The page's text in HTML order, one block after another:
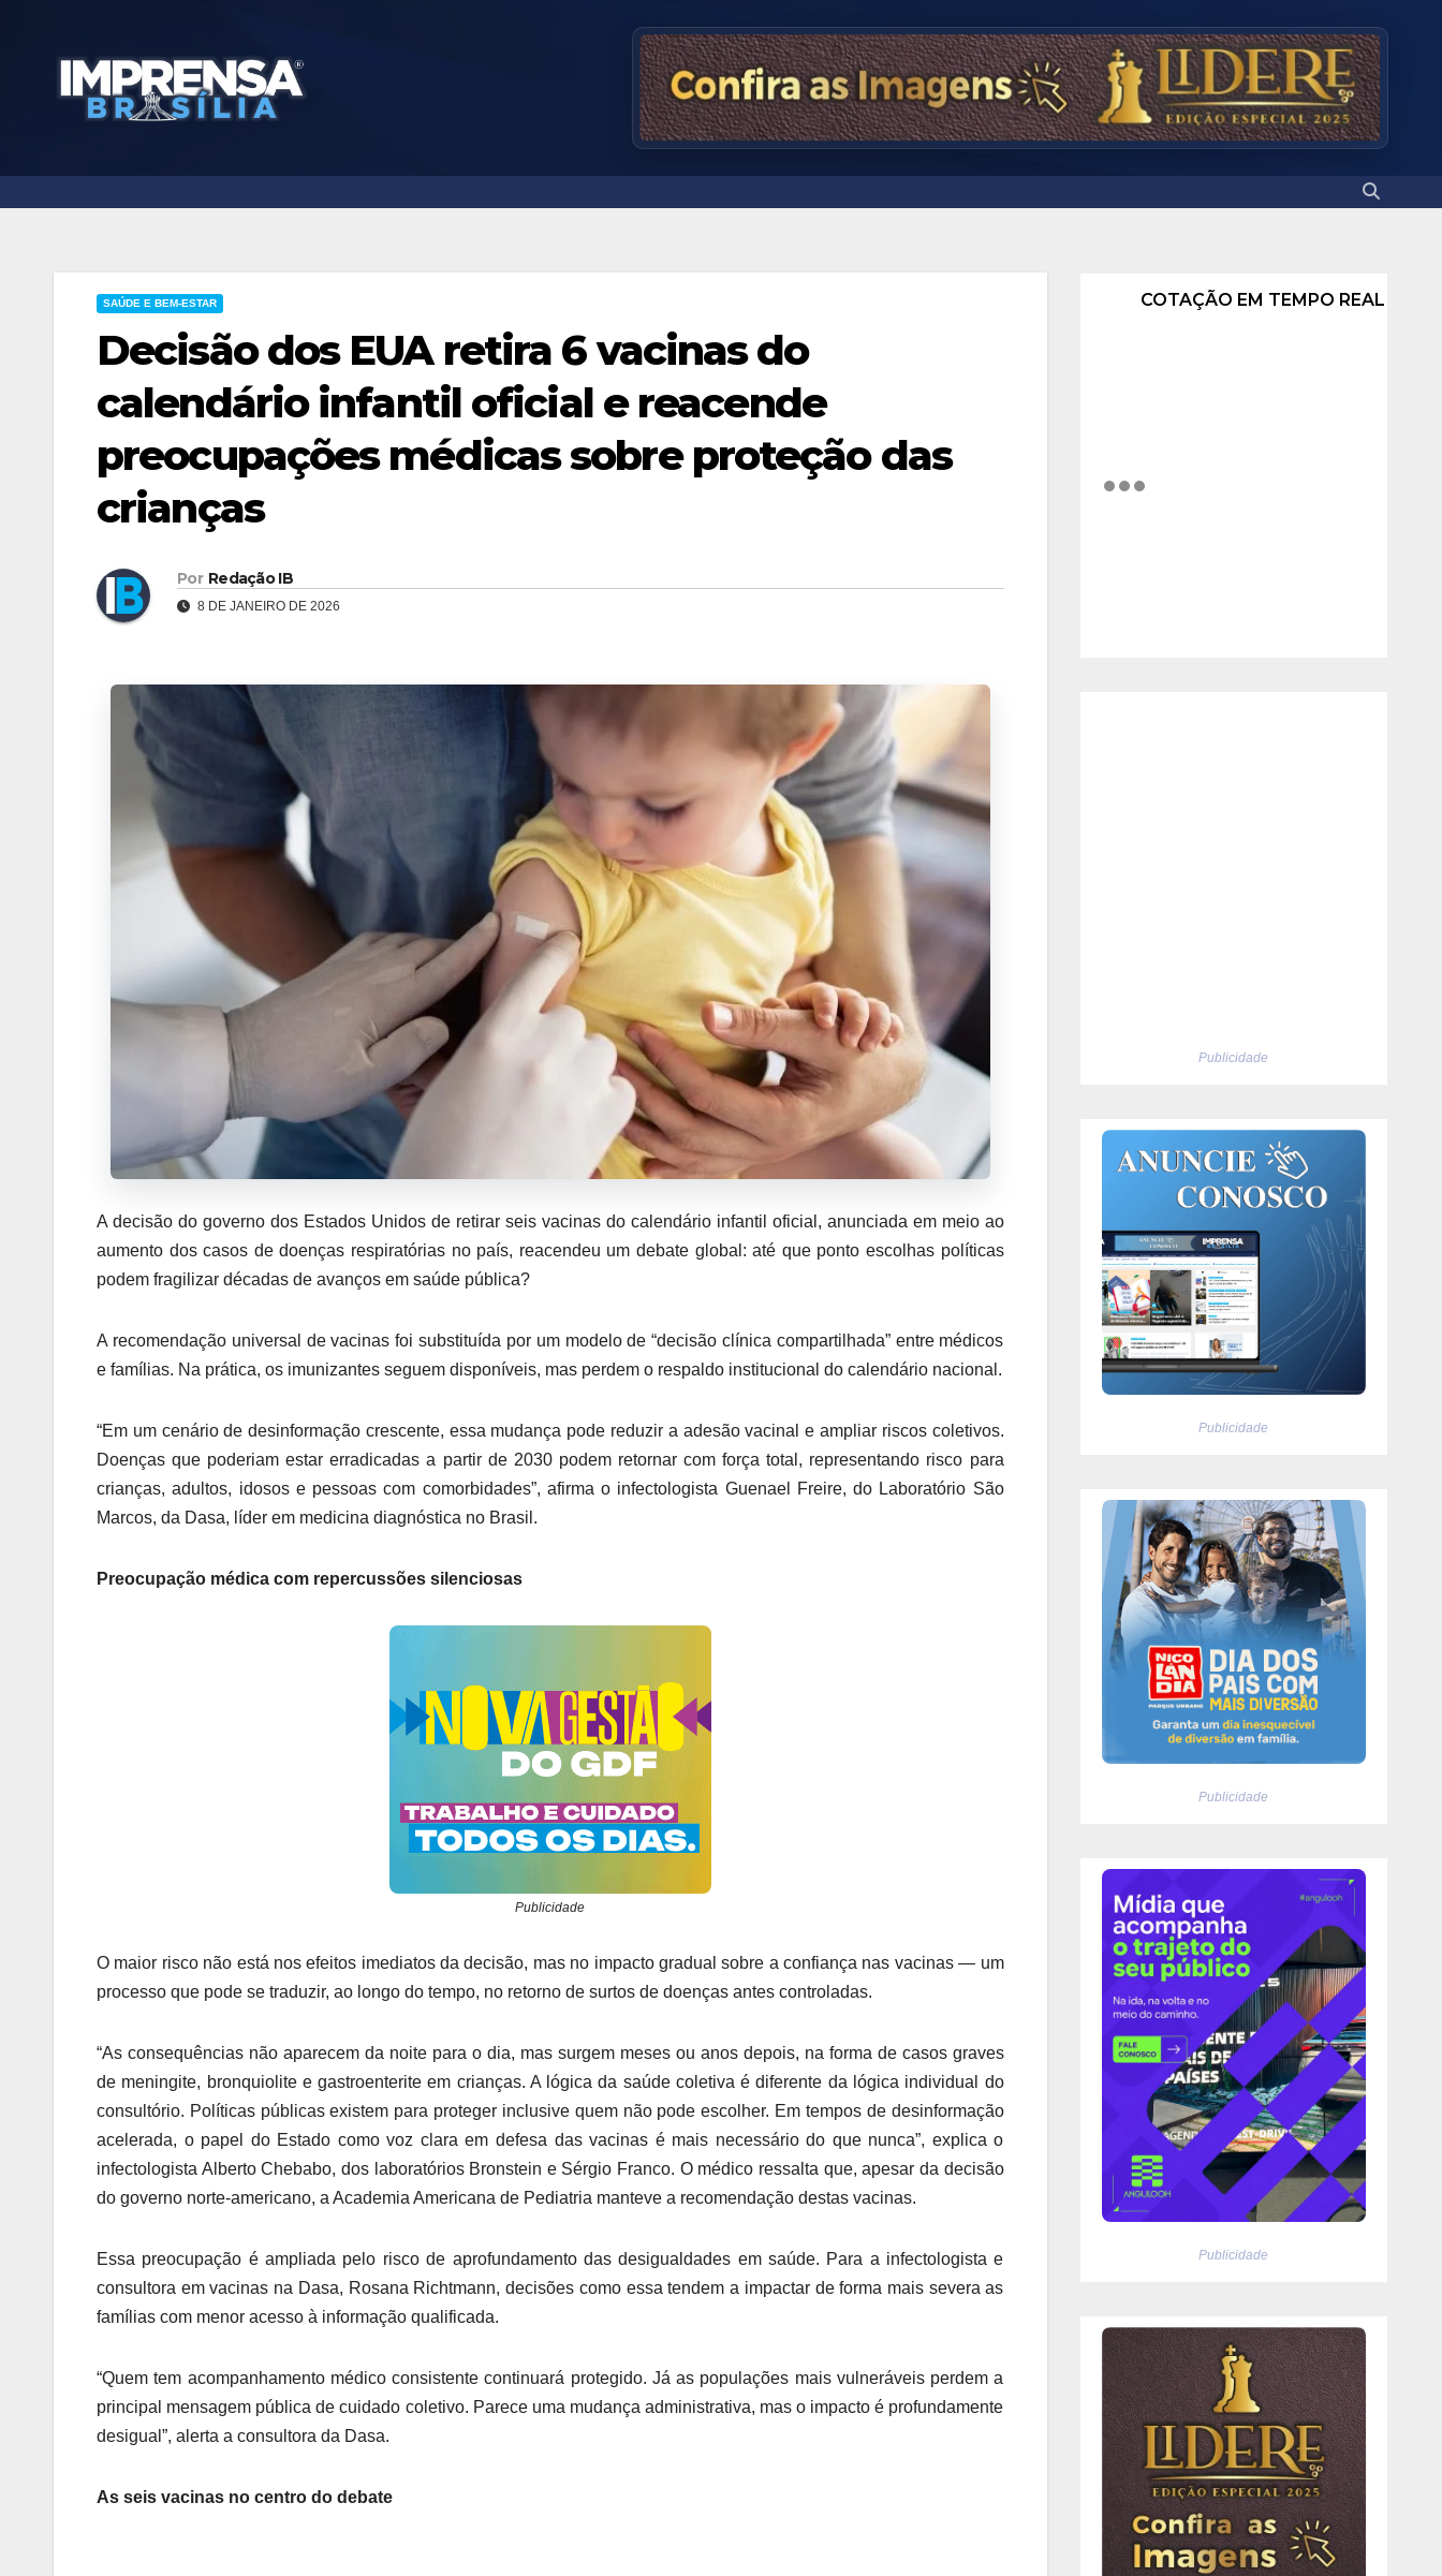
SAÚDE E BEM-ESTAR
Decisão dos EUA retira 6 vacinas do
calendário infantil oficial e reacende
preocupações médicas sobre proteção das
crianças
Por Redação IB
8 DE JANEIRO DE 2026
A decisão do governo dos Estados Unidos de retirar seis vacinas do calendário infantil oficial, anunciada em meio ao
aumento dos casos de doenças respiratórias no país, reacendeu um debate global: até que ponto escolhas políticas
podem fragilizar décadas de avanços em saúde pública?
A recomendação universal de vacinas foi substituída por um modelo de “decisão clínica compartilhada” entre médicos
e famílias. Na prática, os imunizantes seguem disponíveis, mas perdem o respaldo institucional do calendário nacional.
“Em um cenário de desinformação crescente, essa mudança pode reduzir a adesão vacinal e ampliar riscos coletivos.
Doenças que poderiam estar erradicadas a partir de 2030 podem retornar com força total, representando risco para
crianças, adultos, idosos e pessoas com comorbidades”, afirma o infectologista Guenael Freire, do Laboratório São
Marcos, da Dasa, líder em medicina diagnóstica no Brasil.
Preocupação médica com repercussões silenciosas
Publicidade
O maior risco não está nos efeitos imediatos da decisão, mas no impacto gradual sobre a confiança nas vacinas — um
processo que pode se traduzir, ao longo do tempo, no retorno de surtos de doenças antes controladas.
“As consequências não aparecem da noite para o dia, mas surgem meses ou anos depois, na forma de casos graves
de meningite, bronquiolite e gastroenterite em crianças. A lógica da saúde coletiva é diferente da lógica individual do
consultório. Políticas públicas existem para proteger inclusive quem não pode escolher. Em tempos de desinformação
acelerada, o papel do Estado como voz clara em defesa das vacinas é mais necessário do que nunca”, explica o
infectologista Alberto Chebabo, dos laboratórios Bronstein e Sérgio Franco. O médico ressalta que, apesar da decisão
do governo norte-americano, a Academia Americana de Pediatria manteve a recomendação destas vacinas.
Essa preocupação é ampliada pelo risco de aprofundamento das desigualdades em saúde. Para a infectologista e
consultora em vacinas na Dasa, Rosana Richtmann, decisões como essa tendem a impactar de forma mais severa as
famílias com menor acesso à informação qualificada.
“Quem tem acompanhamento médico consistente continuará protegido. Já as populações mais vulneráveis perdem a
principal mensagem pública de cuidado coletivo. Parece uma mudança administrativa, mas o impacto é profundamente
desigual”, alerta a consultora da Dasa.
As seis vacinas no centro do debate
COTAÇÃO EM TEMPO REAL
Publicidade
Publicidade
Publicidade
Publicidade